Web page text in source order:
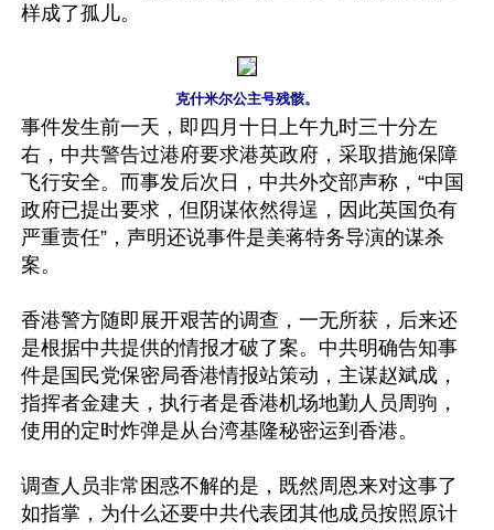
样成了孤儿。
克什米尔公主号残骸。
事件发生前一天，即四月十日上午九时三十分左
右，中共警告过港府要求港英政府，采取措施保障
飞行安全。而事发后次日，中共外交部声称，“中国
政府已提出要求，但阴谋依然得逞，因此英国负有
严重责任”，声明还说事件是美蒋特务导演的谋杀
案。
香港警方随即展开艰苦的调查，一无所获，后来还
是根据中共提供的情报才破了案。中共明确告知事
件是国民党保密局香港情报站策动，主谋赵斌成，
指挥者金建夫，执行者是香港机场地勤人员周驹，
使用的定时炸弹是从台湾基隆秘密运到香港。
调查人员非常困惑不解的是，既然周恩来对这事了
如指掌，为什么还要中共代表团其他成员按照原计